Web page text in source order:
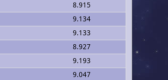
8.915
9.134
9.133
8.927
9.193
9.047